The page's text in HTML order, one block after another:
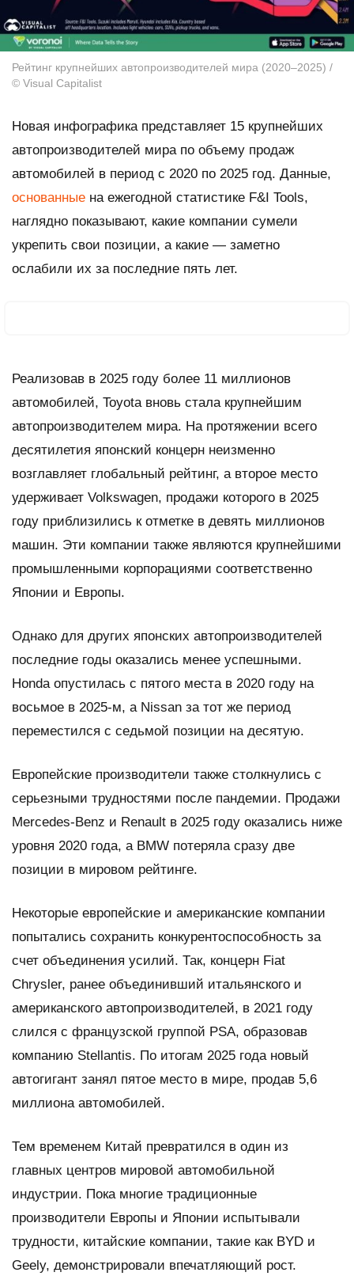
Рейтинг крупнейших автопроизводителей мира (2020–2025) /
© Visual Capitalist
Новая инфографика представляет 15 крупнейших
автопроизводителей мира по объему продаж
автомобилей в период с 2020 по 2025 год. Данные,
основанные на ежегодной статистике F&I Tools,
наглядно показывают, какие компании сумели
укрепить свои позиции, а какие — заметно
ослабили их за последние пять лет.
Реализовав в 2025 году более 11 миллионов
автомобилей, Toyota вновь стала крупнейшим
автопроизводителем мира. На протяжении всего
десятилетия японский концерн неизменно
возглавляет глобальный рейтинг, а второе место
удерживает Volkswagen, продажи которого в 2025
году приблизились к отметке в девять миллионов
машин. Эти компании также являются крупнейшими
промышленными корпорациями соответственно
Японии и Европы.
Однако для других японских автопроизводителей
последние годы оказались менее успешными.
Honda опустилась с пятого места в 2020 году на
восьмое в 2025-м, а Nissan за тот же период
переместился с седьмой позиции на десятую.
Европейские производители также столкнулись с
серьезными трудностями после пандемии. Продажи
Mercedes-Benz и Renault в 2025 году оказались ниже
уровня 2020 года, а BMW потеряла сразу две
позиции в мировом рейтинге.
Некоторые европейские и американские компании
попытались сохранить конкурентоспособность за
счет объединения усилий. Так, концерн Fiat
Chrysler, ранее объединивший итальянского и
американского автопроизводителей, в 2021 году
слился с французской группой PSA, образовав
компанию Stellantis. По итогам 2025 года новый
автогигант занял пятое место в мире, продав 5,6
миллиона автомобилей.
Тем временем Китай превратился в один из
главных центров мировой автомобильной
индустрии. Пока многие традиционные
производители Европы и Японии испытывали
трудности, китайские компании, такие как BYD и
Geely, демонстрировали впечатляющий рост.